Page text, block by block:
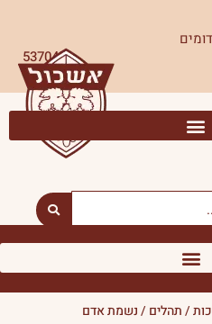
5370451
/תהלים / נשמת אדם